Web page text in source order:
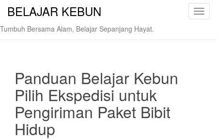
T
BELAJAR KEBUN
Tumbuh Bersama Alam, Belajar Sepanjang Hayat.
Panduan Belajar Kebun
Pilih Ekspedisi untuk
Pengiriman Paket Bibit
Hidup